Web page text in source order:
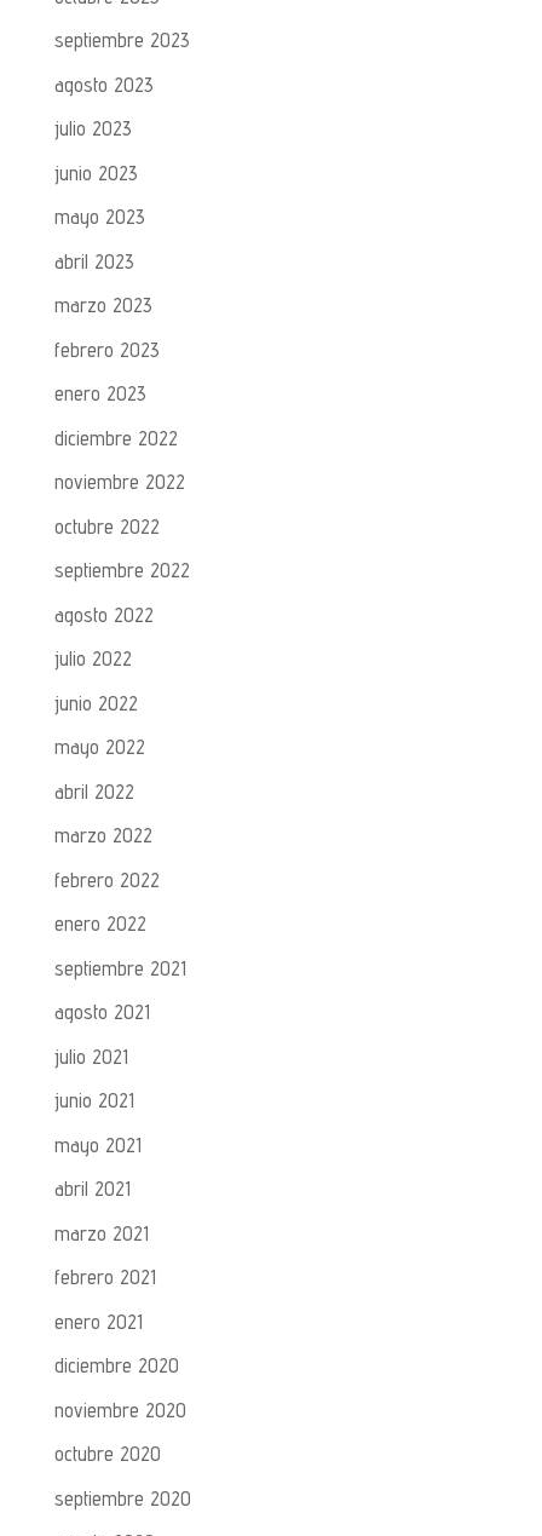
septiembre 2023
agosto 2023
julio 2023
junio 2023
mayo 2023
abril 2023
marzo 2023
febrero 2023
enero 2023
diciembre 2022
noviembre 2022
octubre 2022
septiembre 2022
agosto 2022
julio 2022
junio 2022
mayo 2022
abril 2022
marzo 2022
febrero 2022
enero 2022
septiembre 2021
agosto 2021
julio 2021
junio 2021
mayo 2021
abril 2021
marzo 2021
febrero 2021
enero 2021
diciembre 2020
noviembre 2020
octubre 2020
septiembre 2020